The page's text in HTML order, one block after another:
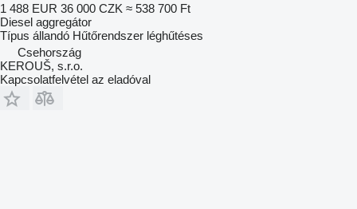
1 488 EUR 36 000 CZK ≈ 538 700 Ft
Diesel aggregátor
Típus állandó Hűtőrendszer léghűtéses
Csehország
KEROUŠ, s.r.o.
Kapcsolatfelvétel az eladóval